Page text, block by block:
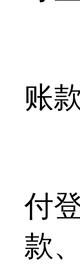
账
付
款